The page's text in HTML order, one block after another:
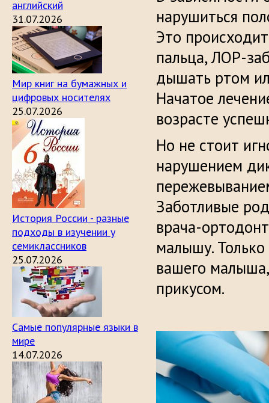
английский
31.07.2026
Мир книг на бумажных и
цифровых носителях
25.07.2026
История России - разные
подходы в изучении у
семиклассников
25.07.2026
Самые популярные языки в
мире
14.07.2026
нарушиться
Это
пальца, ЛОР-
дышать ртом
Начатое
возрасте
Но не стоит
нарушением
Заботливые
врача-
малышу.
вашего
прикусом.